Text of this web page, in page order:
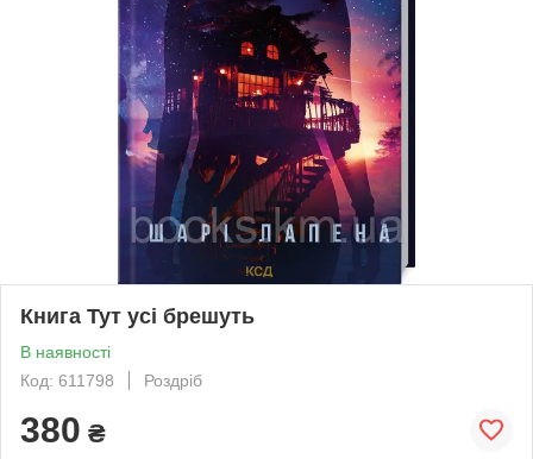
Книга Тут усі брешуть
В наявності
Код: 611798
Роздріб
380 ₴